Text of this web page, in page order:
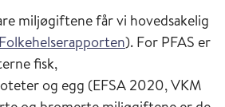
miljøgiftene får vi hovedsakelig
Folkehelserapporten). For PFAS er
fisk,
og egg (EFSA 2020, VKM